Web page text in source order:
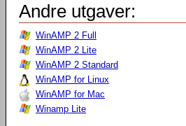
Andre utgaver:
WinAMP 2 Full
WinAMP 2 Lite
WinAMP 2 Standard
WinAMP for Linux
WinAMP for Mac
Winamp Lite